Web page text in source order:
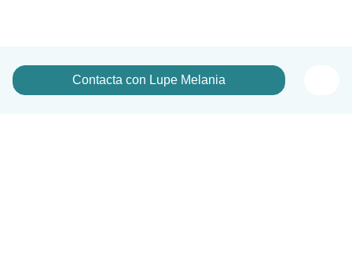
Contacta con Lupe Melania